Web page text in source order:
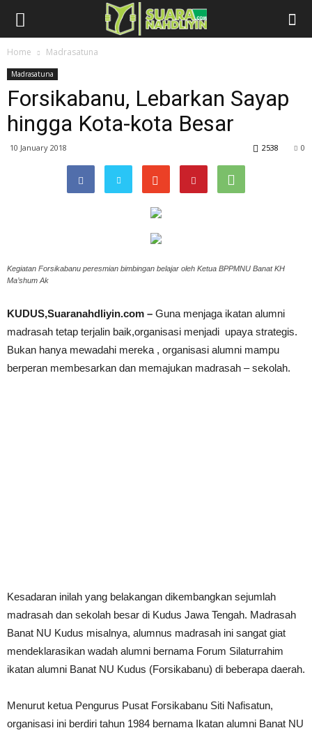
Home Madrasatuna
Madrasatuna
Forsikabanu, Lebarkan Sayap
hingga Kota-kota Besar
10 January 2018 0
2538
Kegiatan Forsikabanu peresmian bimbingan belajar oleh Ketua BPPMNU Banat KH
Ma’shum Ak
KUDUS,Suaranahdliyin.com – Guna menjaga ikatan alumni
madrasah tetap terjalin baik,organisasi menjadi upaya strategis.
Bukan hanya mewadahi mereka , organisasi alumni mampu
berperan membesarkan dan memajukan madrasah – sekolah.
Kesadaran inilah yang belakangan dikembangkan sejumlah
madrasah dan sekolah besar di Kudus Jawa Tengah. Madrasah
Banat NU Kudus misalnya, alumnus madrasah ini sangat giat
mendeklarasikan wadah alumni bernama Forum Silaturrahim
ikatan alumni Banat NU Kudus (Forsikabanu) di beberapa daerah.
Menurut ketua Pengurus Pusat Forsikabanu Siti Nafisatun,
organisasi ini berdiri tahun 1984 bernama Ikatan alumni Banat NU